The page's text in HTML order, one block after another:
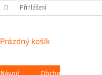
KONTAKTY
Přihlášení
NÁKUPNÍ
Prázdný košík